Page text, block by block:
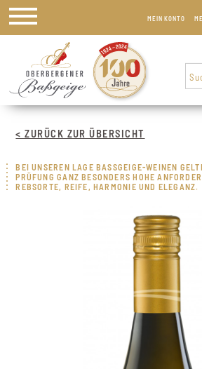
MEIN KONTO
< ZURÜCK ZUR ÜBERSICHT
BEI UNSEREN LAGE BASSGEIGE-WEINEN
PRÜFUNG GANZ BESONDERS HOHE
REBSORTE, REIFE, HARMONIE UND ELEGANZ.